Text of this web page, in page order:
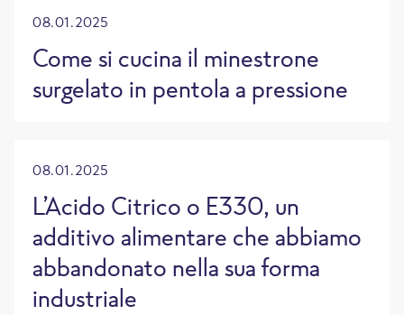
08.01.2025
Come si cucina il minestrone
surgelato in pentola a pressione
08.01.2025
L’Acido Citrico o E330, un
additivo alimentare che abbiamo
abbandonato nella sua forma
industriale